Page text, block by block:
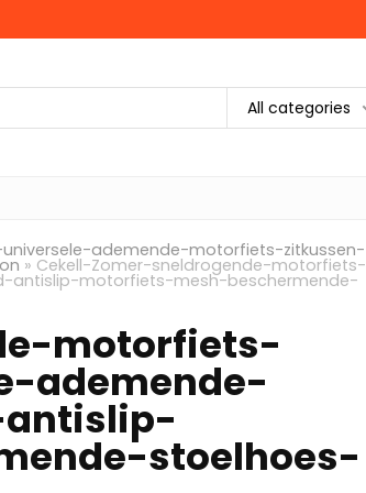
All categories
ademende-motorfiets-zitkussen-
» Cekell-Zomer-sneldrogende-motorfiets-
antislip-motorfiets-mesh-beschermende-
motorfiets-
ademende-
stoelhoes-